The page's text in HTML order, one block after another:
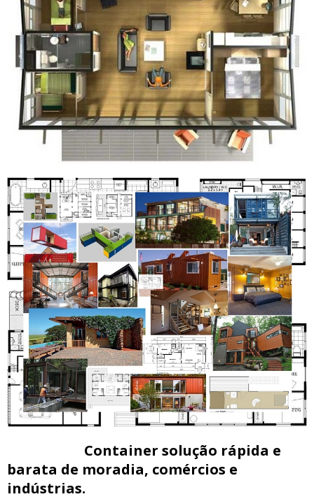
Container solução rápida e
barata de moradia, comércios e
indústrias.